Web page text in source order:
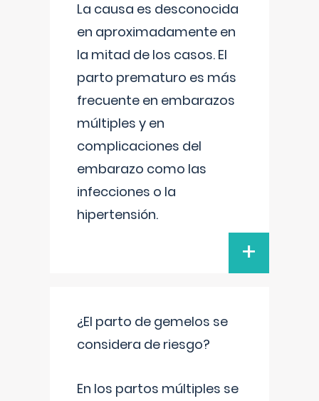
La causa es desconocida
en aproximadamente en
la mitad de los casos. El
parto prematuro es más
frecuente en embarazos
múltiples y en
complicaciones del
embarazo como las
infecciones o la
hipertensión.
+
¿El parto de gemelos se
considera de riesgo?
En los partos múltiples se